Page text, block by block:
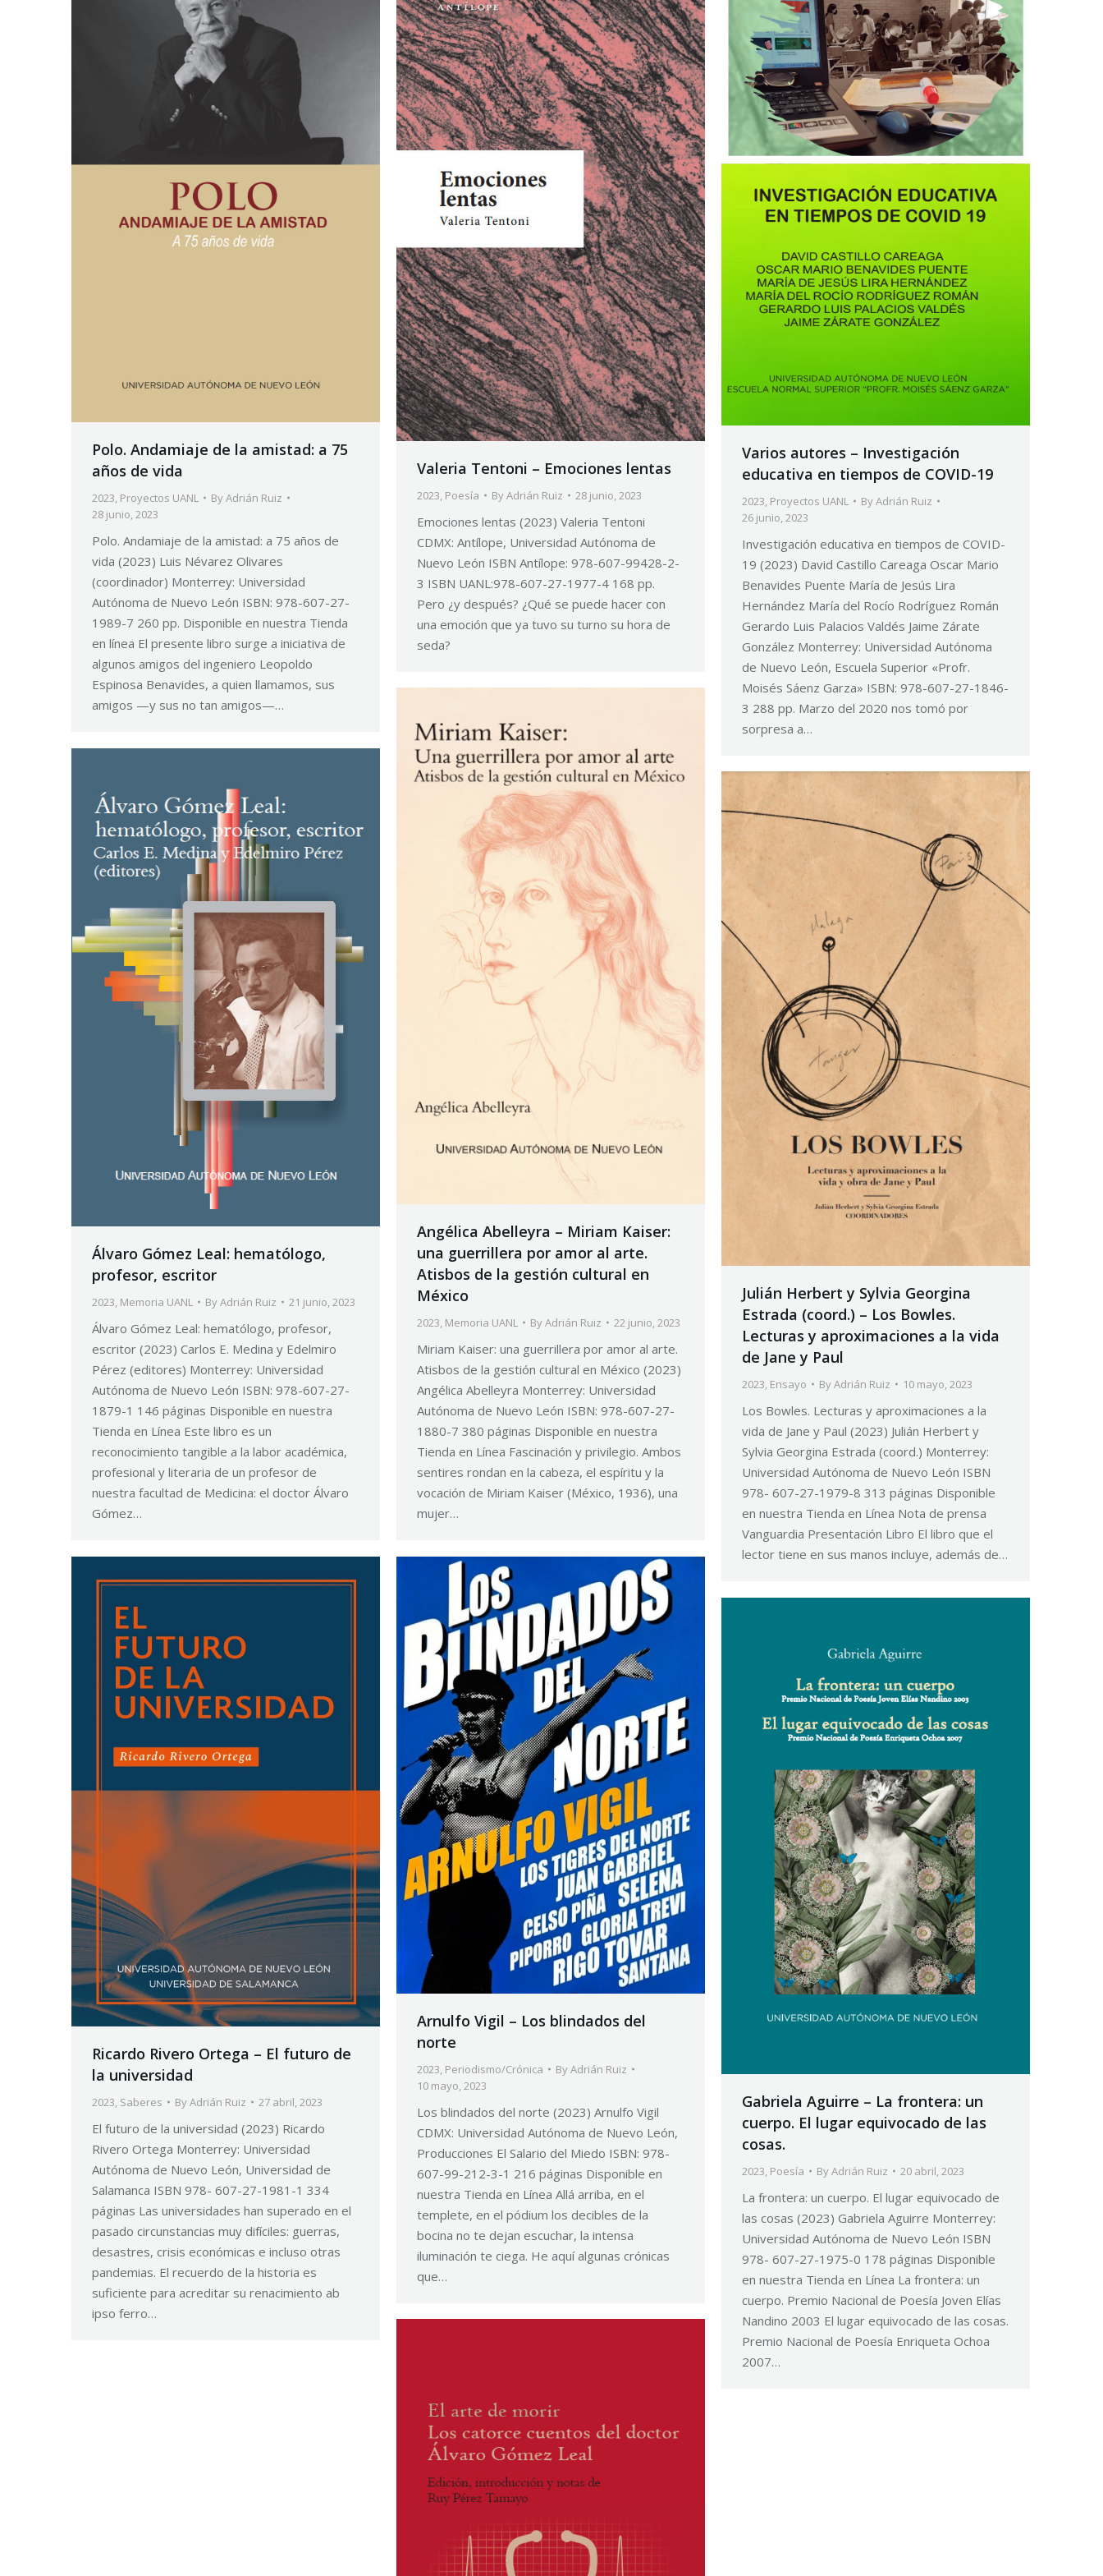
Polo. Andamiaje de la amistad: a 75
años de vida
2023, Proyectos UANL ByAdrián Ruiz
28 junio, 2023
Polo. Andamiaje de la amistad: a 75 años de
vida (2023) Luis Névarez Olivares
(coordinador) Monterrey: Universidad
Autónoma de Nuevo León ISBN: 978-607-27-
1989-7 260 pp. Disponible en nuestra Tienda
en línea El presente libro surge a iniciativa de
algunos amigos del ingeniero Leopoldo
Espinosa Benavides, a quien llamamos, sus
amigos —y sus no tan amigos—…
Valeria Tentoni – Emociones lentas
2023 Poesía ByAdrián Ruiz 28 junio, 2023
Emociones lentas (2023) Valeria Tentoni
CDMX: Antílope, Universidad Autónoma de
Nuevo León ISBN Antílope: 978-607-99428-2-
3 ISBN UANL:978-607-27-1977-4 168 pp.
Pero ¿y después? ¿Qué se puede hacer con
una emoción que ya tuvo su turno su hora de
seda?
Varios autores – Investigación
educativa en tiempos de COVID-19
2023 Proyectos UANL ByAdrián Ruiz
26 junio, 2023
Investigación educativa en tiempos de COVID-
19 (2023) David Castillo Careaga Oscar Mario
Benavides Puente María de Jesús Lira
Hernández María del Rocío Rodríguez Román
Gerardo Luis Palacios Valdés Jaime Zárate
González Monterrey: Universidad Autónoma
de Nuevo León, Escuela Superior «Profr.
Moisés Sáenz Garza» ISBN: 978-607-27-1846-
3 288 pp. Marzo del 2020 nos tomó por
sorpresa a…
Angélica Abelleyra – Miriam Kaiser:
una guerrillera por amor al arte.
Atisbos de la gestión cultural en
México
2023 Memoria UANL ByAdrián Ruiz 22 junio, 2023
Miriam Kaiser: una guerrillera por amor al arte.
Atisbos de la gestión cultural en México (2023)
Angélica Abelleyra Monterrey: Universidad
Autónoma de Nuevo León ISBN: 978-607-27-
1880-7 380 páginas Disponible en nuestra
Tienda en Línea Fascinación y privilegio. Ambos
sentires rondan en la cabeza, el espíritu y la
vocación de Miriam Kaiser (México, 1936), una
mujer…
Álvaro Gómez Leal: hematólogo,
profesor, escritor
2023, Memoria UANL ByAdrián Ruiz 21 junio, 2023
Álvaro Gómez Leal: hematólogo, profesor,
escritor (2023) Carlos E. Medina y Edelmiro
Pérez (editores) Monterrey: Universidad
Autónoma de Nuevo León ISBN: 978-607-27-
1879-1 146 páginas Disponible en nuestra
Tienda en Línea Este libro es un
reconocimiento tangible a la labor académica,
profesional y literaria de un profesor de
nuestra facultad de Medicina: el doctor Álvaro
Gómez…
Julián Herbert y Sylvia Georgina
Estrada (coord.) – Los Bowles.
Lecturas y aproximaciones a la vida
de Jane y Paul
2023, Ensayo ByAdrián Ruiz 10 mayo, 2023
Los Bowles. Lecturas y aproximaciones a la
vida de Jane y Paul (2023) Julián Herbert y
Sylvia Georgina Estrada (coord.) Monterrey:
Universidad Autónoma de Nuevo León ISBN
978- 607-27-1979-8 313 páginas Disponible
en nuestra Tienda en Línea Nota de prensa
Vanguardia Presentación Libro El libro que el
lector tiene en sus manos incluye, además de…
Arnulfo Vigil – Los blindados del
norte
2023, Periodismo/Crónica ByAdrián Ruiz
10 mayo, 2023
Los blindados del norte (2023) Arnulfo Vigil
CDMX: Universidad Autónoma de Nuevo León,
Producciones El Salario del Miedo ISBN: 978-
607-99-212-3-1 216 páginas Disponible en
nuestra Tienda en Línea Allá arriba, en el
templete, en el pódium los decibles de la
bocina no te dejan escuchar, la intensa
iluminación te ciega. He aquí algunas crónicas
que…
Ricardo Rivero Ortega – El futuro de
la universidad
2023, Saberes ByAdrián Ruiz 27 abril, 2023
El futuro de la universidad (2023) Ricardo
Rivero Ortega Monterrey: Universidad
Autónoma de Nuevo León, Universidad de
Salamanca ISBN 978- 607-27-1981-1 334
páginas Las universidades han superado en el
pasado circunstancias muy difíciles: guerras,
desastres, crisis económicas e incluso otras
pandemias. El recuerdo de la historia es
suficiente para acreditar su renacimiento ab
ipso ferro…
Gabriela Aguirre – La frontera: un
cuerpo. El lugar equivocado de las
cosas.
2023, Poesía ByAdrián Ruiz 20 abril, 2023
La frontera: un cuerpo. El lugar equivocado de
las cosas (2023) Gabriela Aguirre Monterrey:
Universidad Autónoma de Nuevo León ISBN
978- 607-27-1975-0 178 páginas Disponible
en nuestra Tienda en Línea La frontera: un
cuerpo. Premio Nacional de Poesía Joven Elías
Nandino 2003 El lugar equivocado de las cosas.
Premio Nacional de Poesía Enriqueta Ochoa
2007…